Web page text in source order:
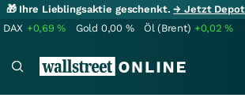
🎁 Ihre Lieblingsaktie geschenkt.→ Jetzt
DAX +0,69% Gold 0,00 % Öl (Brent) +0,02%